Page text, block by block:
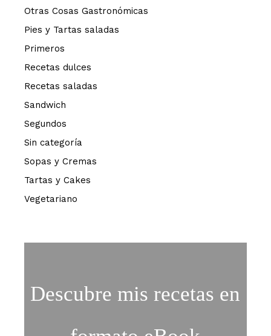
Otras Cosas Gastronómicas
Pies y Tartas saladas
Primeros
Recetas dulces
Recetas saladas
Sandwich
Segundos
Sin categoría
Sopas y Cremas
Tartas y Cakes
Vegetariano
Descubre mis recetas en